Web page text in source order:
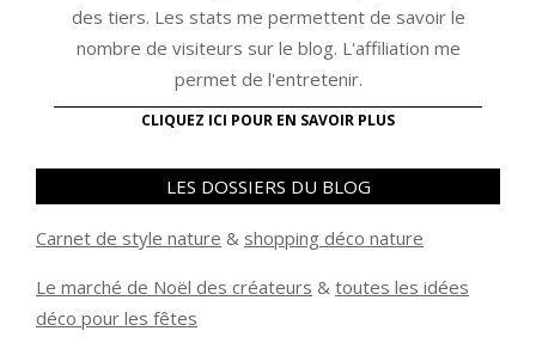
des tiers. Les stats me permettent de savoir le
nombre de visiteurs sur le blog. L'affiliation me
permet de l'entretenir.
CLIQUEZ ICI POUR EN SAVOIR PLUS
LES DOSSIERS DU BLOG
Carnet de style nature & shopping déco nature
Le marché de Noël des créateurs & toutes les idées
déco pour les fêtes